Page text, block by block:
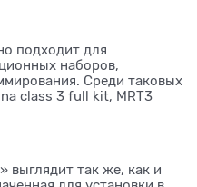
подходит для
наборов,
Среди таковых
class 3 full kit, MRT3
выглядит так же, как и